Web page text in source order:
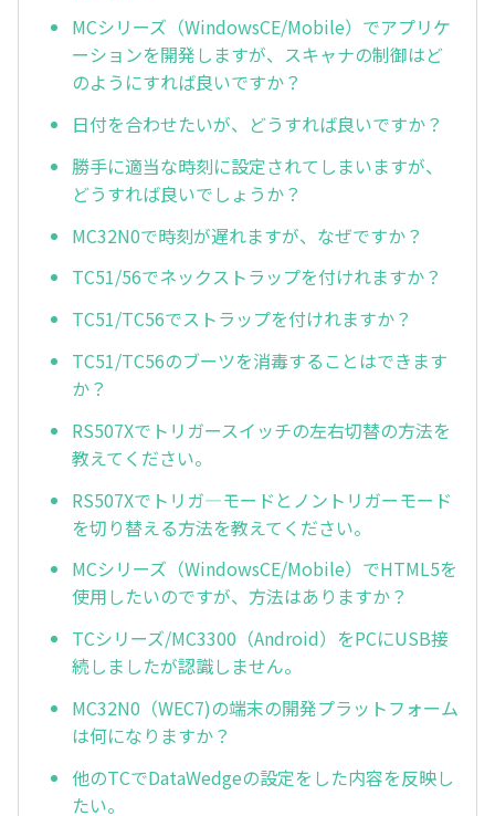
MCシリーズ（WindowsCE/Mobile）でアプリケ
ーションを開発しますが、スキャナの制御はど
のようにすれば良いですか？
日付を合わせたいが、どうすれば良いですか？
勝手に適当な時刻に設定されてしまいますが、
どうすれば良いでしょうか？
MC32N0で時刻が遅れますが、なぜですか？
TC51/56でネックストラップを付けれますか？
TC51/TC56でストラップを付けれますか？
TC51/TC56のブーツを消毒することはできます
か？
RS507Xでトリガースイッチの左右切替の方法を
教えてください。
RS507Xでトリガ—モードとノントリガーモード
を切り替える方法を教えてください。
MCシリーズ（WindowsCE/Mobile）でHTML5を
使用したいのですが、方法はありますか？
TCシリーズ/MC3300（Android）をPCにUSB接
続しましたが認識しません。
MC32N0（WEC7)の端末の開発プラットフォーム
は何になりますか？
他のTCでDataWedgeの設定をした内容を反映し
たい。